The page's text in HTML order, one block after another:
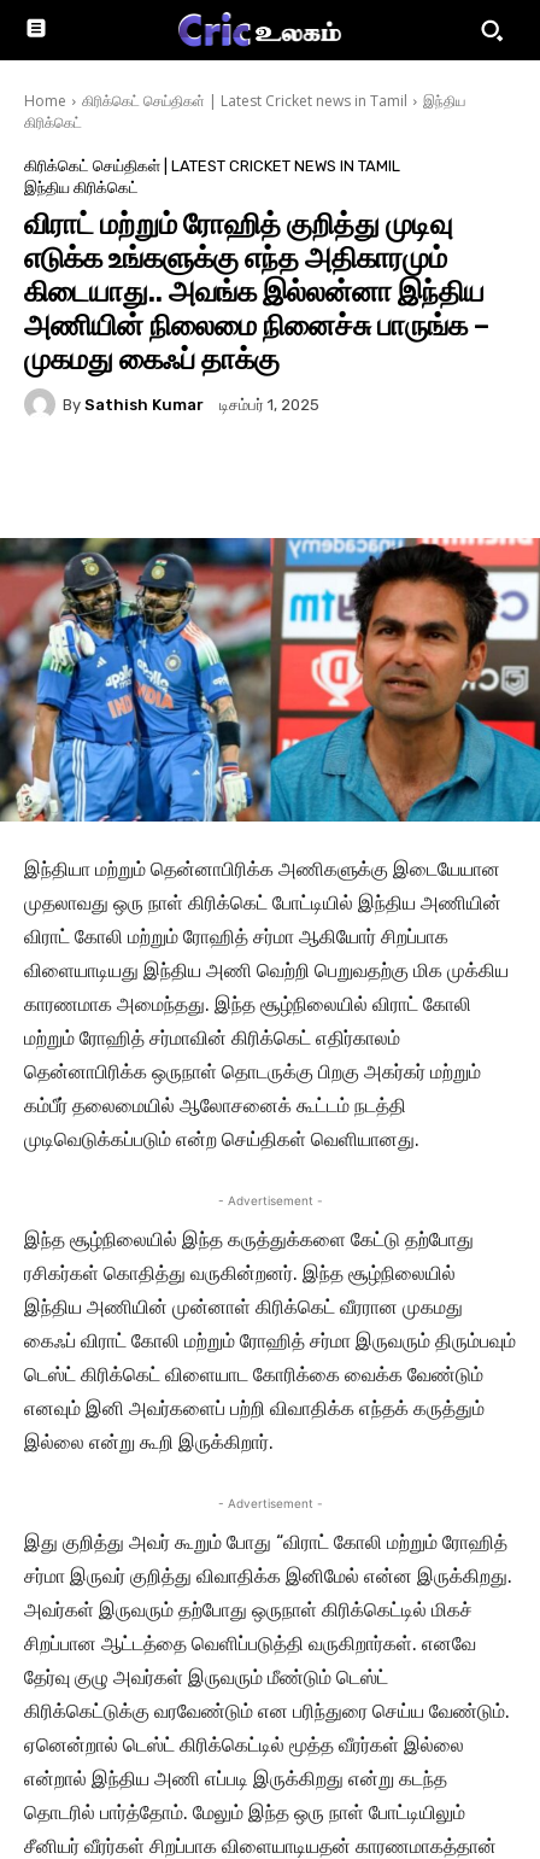
Home கிரிக்கெட் செய்திகள் | Latest Cricket news in Tamil
இந்திய
கிரிக்கெட்
கிரிக்கெட் செய்திகள் | LATEST CRICKET NEWS IN TAMIL
இந்திய கிரிக்கெட்
விராட் மற்றும் ரோஹித் குறித்து முடிவு
எடுக்க உங்களுக்கு எந்த அதிகாரமும்
கிடையாது.. அவங்க இல்லன்னா இந்திய
அணியின் நிலைமை நினைச்சு பாருங்க –
முகமது கைஃப் தாக்கு
By Sathish Kumar டிசம்பர் 1, 2025
இந்தியா மற்றும் தென்னாபிரிக்க அணிகளுக்கு இடையேயான
முதலாவது ஒரு நாள் கிரிக்கெட் போட்டியில் இந்திய அணியின்
விராட் கோலி மற்றும் ரோஹித் சர்மா ஆகியோர் சிறப்பாக
விளையாடியது இந்திய அணி வெற்றி பெறுவதற்கு மிக முக்கிய
காரணமாக அமைந்தது. இந்த சூழ்நிலையில் விராட் கோலி
மற்றும் ரோஹித் சர்மாவின் கிரிக்கெட் எதிர்காலம்
தென்னாபிரிக்க ஒருநாள் தொடருக்கு பிறகு அகர்கர் மற்றும்
கம்பீர் தலைமையில் ஆலோசனைக் கூட்டம் நடத்தி
முடிவெடுக்கப்படும் என்ற செய்திகள் வெளியானது.
- Advertisement -
இந்த சூழ்நிலையில் இந்த கருத்துக்களை கேட்டு தற்போது
ரசிகர்கள் கொதித்து வருகின்றனர். இந்த சூழ்நிலையில்
இந்திய அணியின் முன்னாள் கிரிக்கெட் வீரரான முகமது
கைஃப் விராட் கோலி மற்றும் ரோஹித் சர்மா இருவரும் திரும்பவும்
டெஸ்ட் கிரிக்கெட் விளையாட கோரிக்கை வைக்க வேண்டும்
எனவும் இனி அவர்களைப் பற்றி விவாதிக்க எந்தக் கருத்தும்
இல்லை என்று கூறி இருக்கிறார்.
- Advertisement -
இது குறித்து அவர் கூறும் போது “விராட் கோலி மற்றும் ரோஹித்
சர்மா இருவர் குறித்து விவாதிக்க இனிமேல் என்ன இருக்கிறது.
அவர்கள் இருவரும் தற்போது ஒருநாள் கிரிக்கெட்டில் மிகச்
சிறப்பான ஆட்டத்தை வெளிப்படுத்தி வருகிறார்கள். எனவே
தேர்வு குழு அவர்கள் இருவரும் மீண்டும் டெஸ்ட்
கிரிக்கெட்டுக்கு வரவேண்டும் என பரிந்துரை செய்ய வேண்டும்.
ஏனென்றால் டெஸ்ட் கிரிக்கெட்டில் மூத்த வீரர்கள் இல்லை
என்றால் இந்திய அணி எப்படி இருக்கிறது என்று கடந்த
தொடரில் பார்த்தோம். மேலும் இந்த ஒரு நாள் போட்டியிலும்
சீனியர் வீரர்கள் சிறப்பாக விளையாடியதன் காரணமாகத்தான்